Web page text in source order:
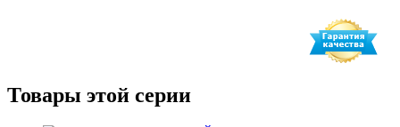
Товары этой серии